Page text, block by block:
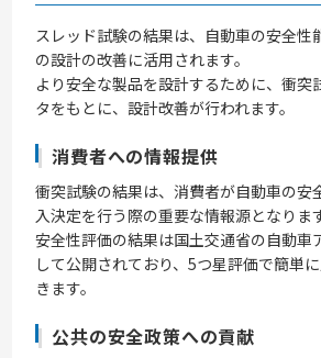
スレッド試験の結果は、自動車の安全性
の設計の改善に活用されます。
より安全な製品を設計するために、衝突
タをもとに、設計改善が行われます。
消費者への情報提供
衝突試験の結果は、消費者が自動車の安
入決定を行う際の重要な情報源となります
安全性評価の結果は国土交通省の自動車
して公開されており、5つ星評価で簡単
きます。
公共の安全政策への貢献